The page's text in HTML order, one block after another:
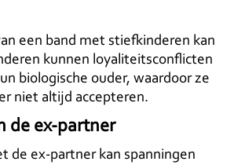
een band met stiefkinderen kan
kunnen loyaliteitsconflicten
biologische ouder, waardoor ze
niet altijd accepteren.
de ex-partner
de ex-partner kan spanningen